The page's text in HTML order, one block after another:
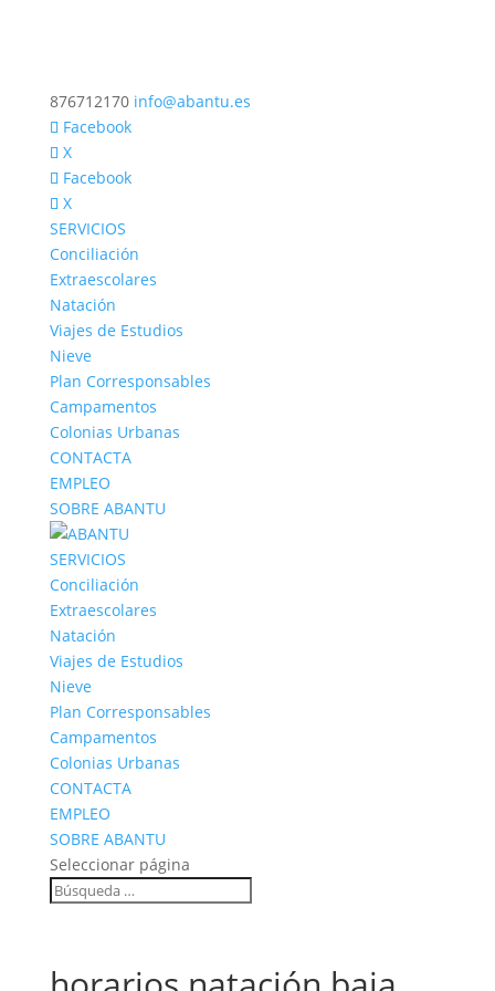
876712170 info@abantu.es
Facebook
X
Facebook
X
SERVICIOS
Conciliación
Extraescolares
Natación
Viajes de Estudios
Nieve
Plan Corresponsables
Campamentos
Colonias Urbanas
CONTACTA
EMPLEO
SOBRE ABANTU
SERVICIOS
Conciliación
Extraescolares
Natación
Viajes de Estudios
Nieve
Plan Corresponsables
Campamentos
Colonias Urbanas
CONTACTA
EMPLEO
SOBRE ABANTU
Seleccionar página